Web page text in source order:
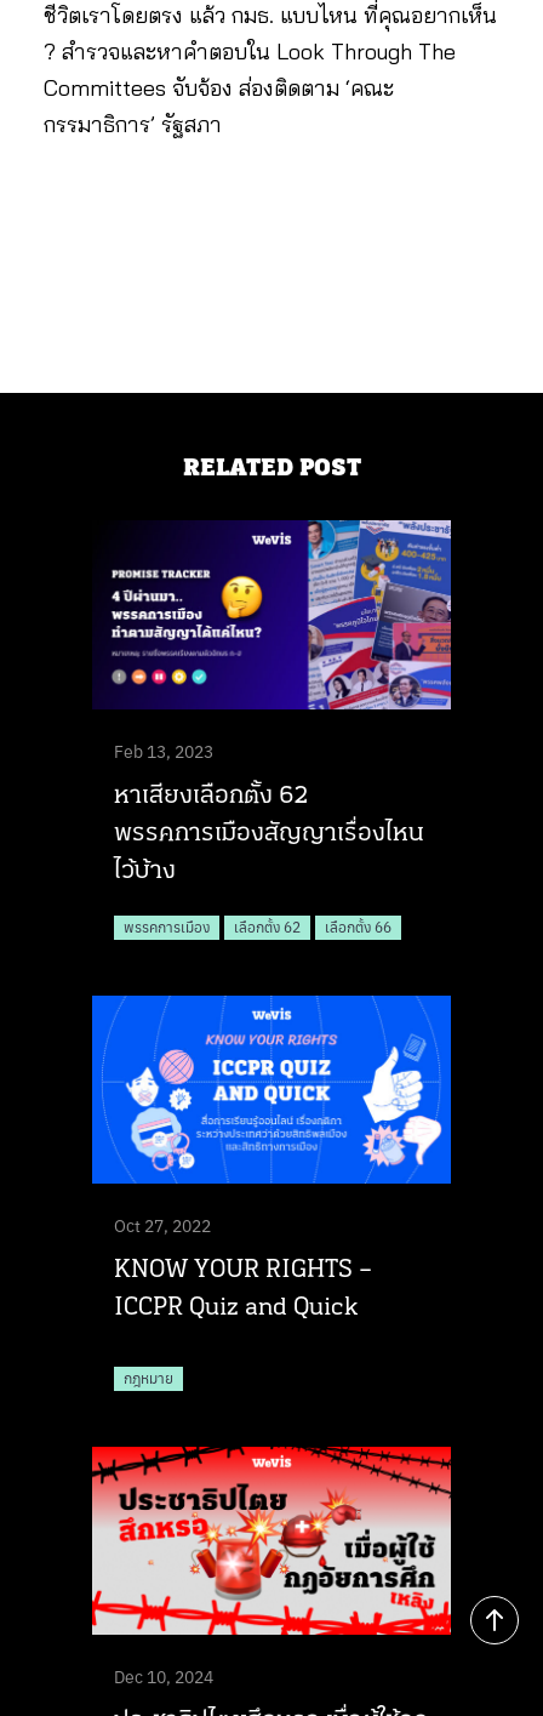
ชีวิตเราโดยตรง แล้ว กมธ. แบบไหน ที่คุณอยากเห็น
? สำรวจและหาคำตอบใน Look Through The
Committees จับจ้อง ส่องติดตาม ‘คณะ
กรรมาธิการ’ รัฐสภา
RELATED POST
Feb 13, 2023
หาเสียงเลือกตั้ง 62
พรรคการเมืองสัญญาเรื่องไหน
ไว้บ้าง
พรรคการเมือง เลือกตั้ง 62 เลือกตั้ง 66
Oct 27, 2022
KNOW YOUR RIGHTS –
ICCPR Quiz and Quick
กฎหมาย
Dec 10, 2024